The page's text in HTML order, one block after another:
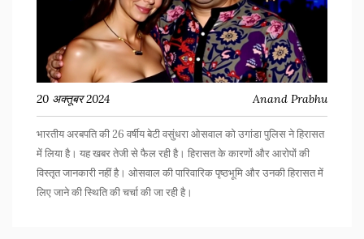
20 अक्तूबर 2024 Anand Prabhu
भारतीय अरबपति की 26 वर्षीय बेटी वसुंधरा ओसवाल को उगांडा पुलिस ने हिरासत
में लिया है। यह खबर तेजी से फैल रही है। हिरासत के कारणों और आरोपों की
विस्तृत जानकारी नहीं है। ओसवाल की पारिवारिक पृष्ठभूमि और उनकी हिरासत में
लिए जाने की स्थिति की चर्चा की जा रही है।